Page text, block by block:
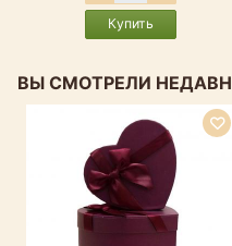
Купить
ВЫ СМОТРЕЛИ